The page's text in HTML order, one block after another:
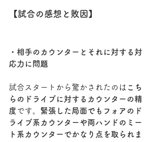
【試合の感想と敗因】
・相手のカウンターとそれに対する対
応力に問題
試合スタートから驚かされたのは こち
らのドライブに対するカウンターの精
度です。 緊張した局面でもフォアのド
ライブ系カウンターや両ハンドのミー
ト系カウンターでかなり点を取られま